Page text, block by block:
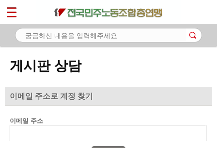
게시판 상담
이메일 주소로 계정 찾기
이메일 주소
마이페이지
소개
노동상담
- 게시판 상담
- 바로보기
- 찾아보기